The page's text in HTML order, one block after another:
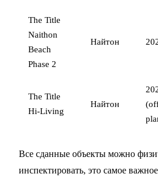
The Title
Naithon
Beach
Phase 2
Найтон
The Title
Hi-Living
Найтон
Все сданные объекты можно
инспектировать, это самое